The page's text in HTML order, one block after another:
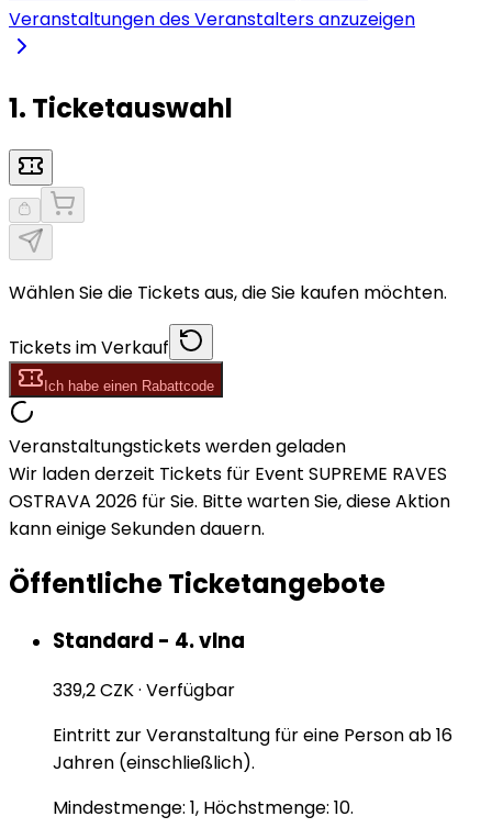
Veranstaltungen des Veranstalters anzuzeigen
1. Ticketauswahl
Wählen Sie die Tickets aus, die Sie kaufen möchten.
Tickets im Verkauf
Ich habe einen Rabattcode
Veranstaltungstickets werden geladen
Wir laden derzeit Tickets für Event SUPREME RAVES
OSTRAVA 2026 für Sie. Bitte warten Sie, diese Aktion
kann einige Sekunden dauern.
Öffentliche Ticketangebote
Standard - 4. vlna
339,2 CZK· Verfügbar
Eintritt zur Veranstaltung für eine Person ab 16
Jahren (einschließlich).
Mindestmenge: 1, Höchstmenge: 10.